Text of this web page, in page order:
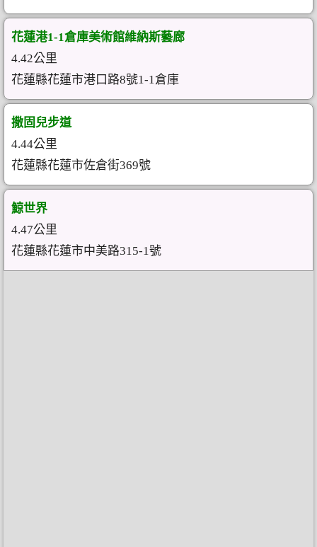
花蓮港1-1倉庫美術館維納斯藝廊
4.42公里
花蓮縣花蓮市港口路8號1-1倉庫
撒固兒步道
4.44公里
花蓮縣花蓮市佐倉街369號
鯨世界
4.47公里
花蓮縣花蓮市中美路315-1號